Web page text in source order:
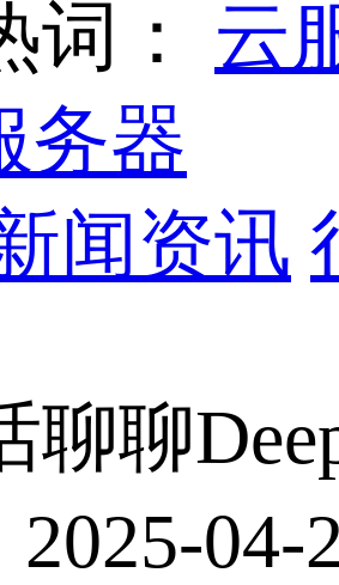
词： 云
务器
闻资讯
聊聊
04-